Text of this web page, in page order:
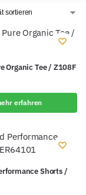
Organic Tee / Z108F
erfahren
Shorts /